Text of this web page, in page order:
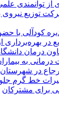
از توانمندی
توزیع نیروی
کودآلی با
در بهره‌برداری
درمان
درمانی به
در
برای مشتركان